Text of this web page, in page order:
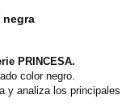
negra
PRINCESA.
color negro.
y analiza los